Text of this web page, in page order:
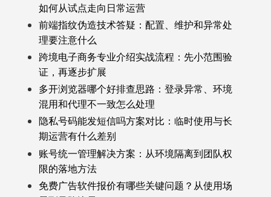
如何从试点走向日常运营
前端指纹伪造技术答疑：配置、维护和异常处
理要注意什么
跨境电子商务专业介绍实战流程：先小范围验
证，再逐步扩展
多开浏览器哪个好排查思路：登录异常、环境
混用和代理不一致怎么处理
隐私号码能发短信吗方案对比：临时使用与长
期运营有什么差别
账号统一管理解决方案：从环境隔离到团队权
限的落地方法
免费广告软件报价有哪些关键问题？从使用场